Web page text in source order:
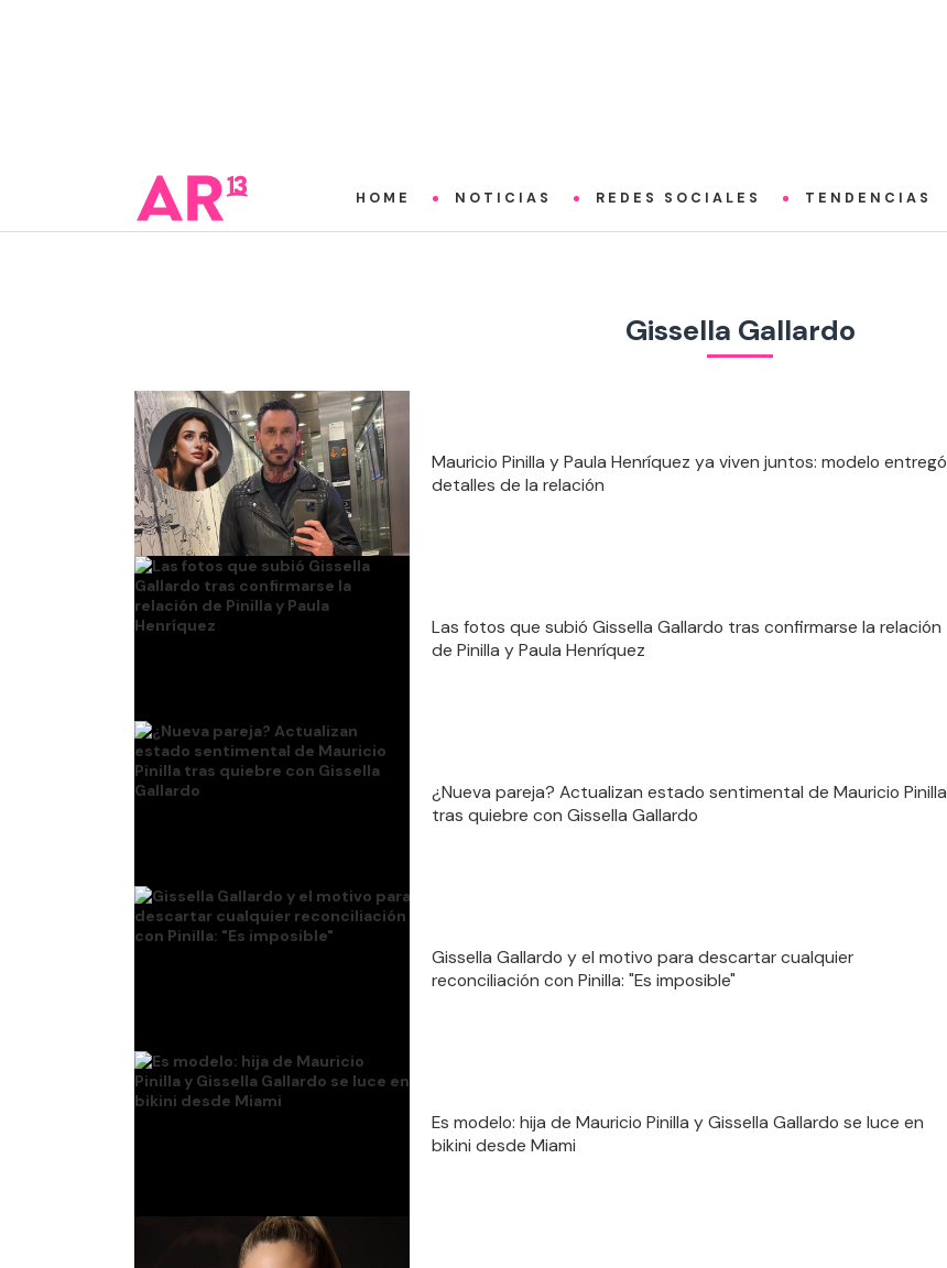
HOME NOTICIAS REDES SOCIALES TENDENCIAS
Gissella Gallardo
Mauricio Pinilla y Paula Henríquez ya viven juntos: modelo entregó
detalles de la relación
Las fotos que subió Gissella Gallardo tras confirmarse la relación
de Pinilla y Paula Henríquez
¿Nueva pareja? Actualizan estado sentimental de Mauricio Pinilla
tras quiebre con Gissella Gallardo
Gissella Gallardo y el motivo para descartar cualquier
reconciliación con Pinilla: "Es imposible"
Es modelo: hija de Mauricio Pinilla y Gissella Gallardo se luce en
bikini desde Miami